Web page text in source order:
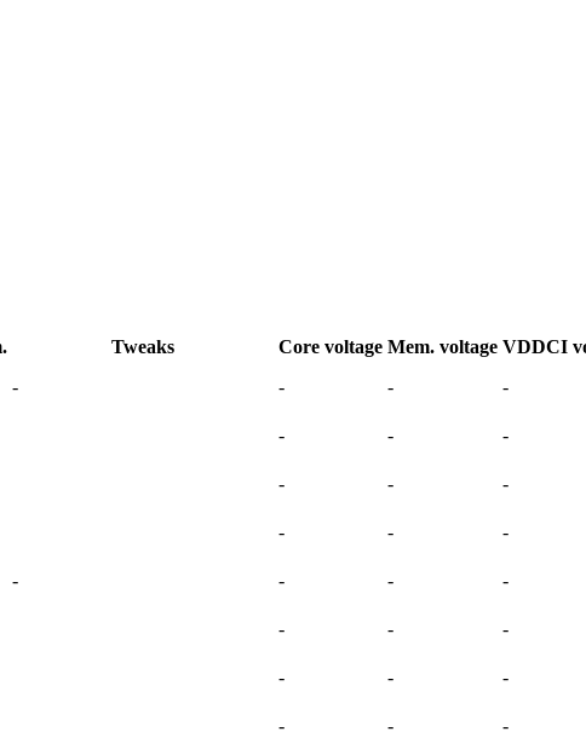
Tweaks Core voltage Mem. voltage VDDCI
- - - -
- - -
- - -
- - -
- - - -
- - -
- - -
- - -